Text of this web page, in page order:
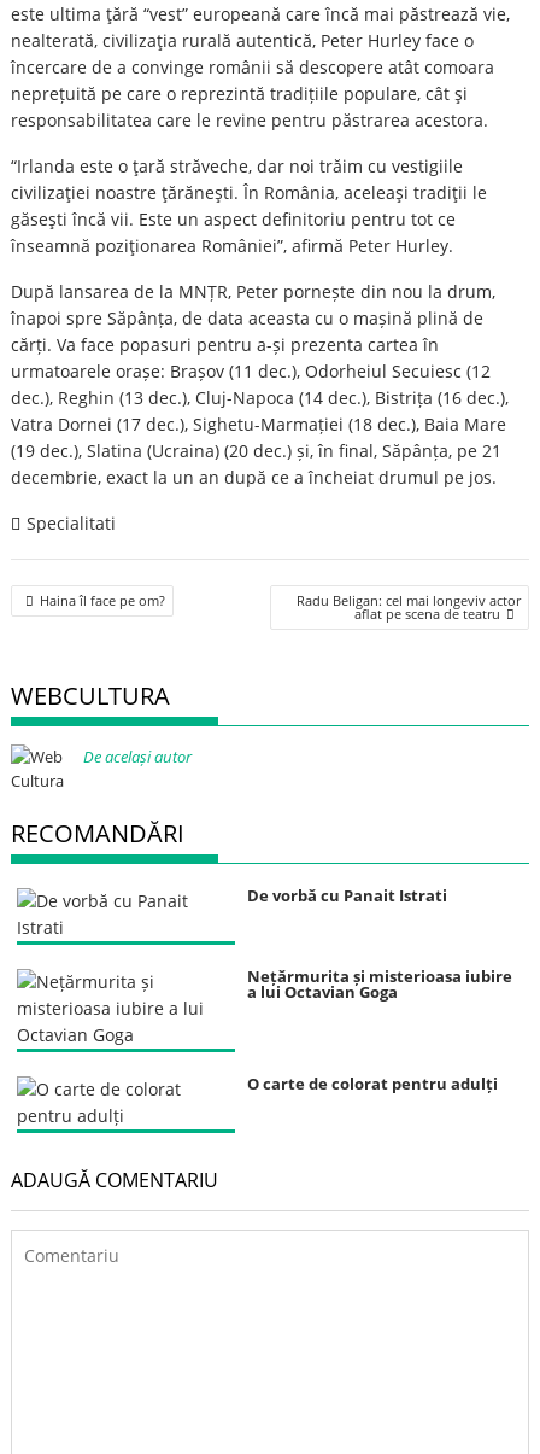
este ultima ţără “vest” europeană care încă mai păstrează vie,
nealterată, civilizaţia rurală autentică, Peter Hurley face o
încercare de a convinge românii să descopere atât comoara
neprețuită pe care o reprezintă tradițiile populare, cât şi
responsabilitatea care le revine pentru păstrarea acestora.
“Irlanda este o ţară străveche, dar noi trăim cu vestigiile
civilizaţiei noastre ţărăneşti. În România, aceleaşi tradiţii le
găseşti încă vii. Este un aspect definitoriu pentru tot ce
înseamnă poziţionarea României”, afirmă Peter Hurley.
După lansarea de la MNȚR, Peter pornește din nou la drum,
înapoi spre Săpânța, de data aceasta cu o mașină plină de
cărți. Va face popasuri pentru a-și prezenta cartea în
urmatoarele orașe: Brașov (11 dec.), Odorheiul Secuiesc (12
dec.), Reghin (13 dec.), Cluj-Napoca (14 dec.), Bistrița (16 dec.),
Vatra Dornei (17 dec.), Sighetu-Marmației (18 dec.), Baia Mare
(19 dec.), Slatina (Ucraina) (20 dec.) și, în final, Săpânța, pe 21
decembrie, exact la un an după ce a încheiat drumul pe jos.
Specialitati
Post
navigation
Haina îl face pe om? Radu Beligan: cel mai longeviv actor
aflat pe scena de teatru
WEBCULTURA
De același autor
RECOMANDĂRI
De vorbă cu Panait Istrati
Nețărmurita și misterioasa iubire
a lui Octavian Goga
O carte de colorat pentru adulți
ADAUGĂ COMENTARIU